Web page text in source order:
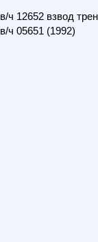
в/ч 12652 взвод
в/ч 05651 (1992)